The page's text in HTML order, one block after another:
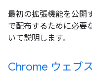
最初の拡張機能を公開
で配布するために必要
いて説明します。
Chrome ウェブ